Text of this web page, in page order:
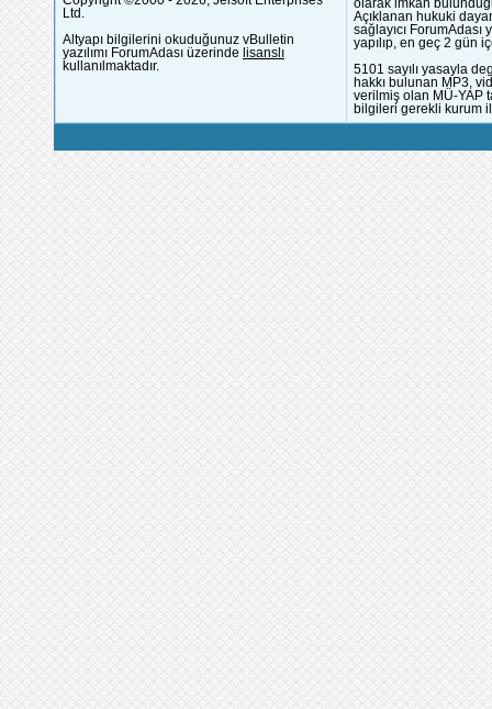
Ltd.
Altyapı bilgilerini okuduğunuz vBulletin
yazılımı ForumAdası üzerinde lisanslı
kullanılmaktadır.
olarak imkân
Açıklanan hukuki
sağlayıcı
yapılıp, en geç 2 gün
5101 sayılı yasayla
hakkı bulunan MP3,
verilmiş olan MÜ-YAP
bilgileri gerekli kurum